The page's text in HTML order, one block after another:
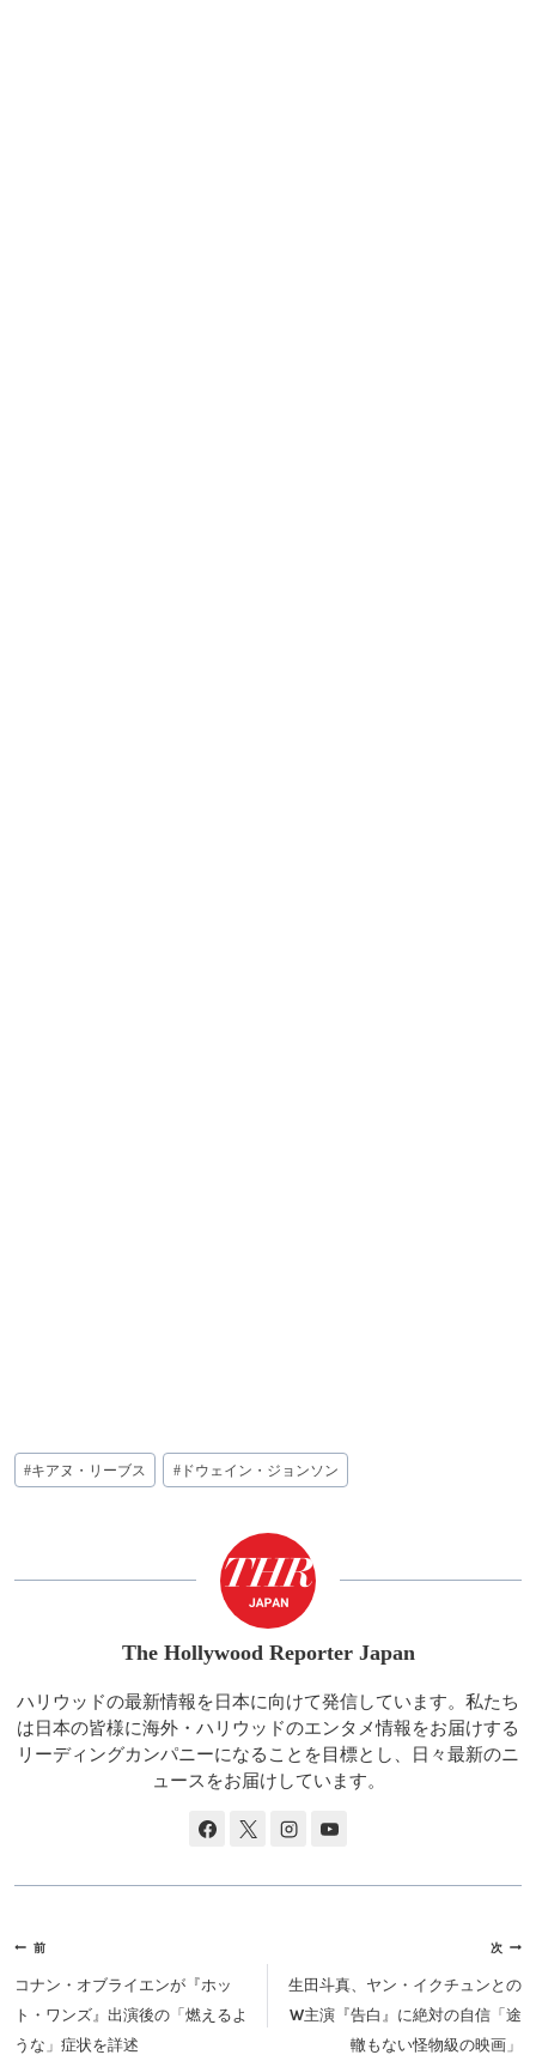
投
稿
#キアヌ・リーブス #ドウェイン・ジョンソン
The Hollywood Reporter Japan
ハリウッドの最新情報を日本に向けて発信しています。私たち
は日本の皆様に海外・ハリウッドのエンタメ情報をお届けする
リーディングカンパニーになることを目標とし、日々最新のニ
ュースをお届けしています。
投
稿
ナ
ビ
前
コナン・オブライエンが『ホッ
ト・ワンズ』出演後の「燃えるよ
うな」症状を詳述
次
生田斗真、ヤン・イクチュンとの
W主演『告白』に絶対の自信「途
轍もない怪物級の映画」